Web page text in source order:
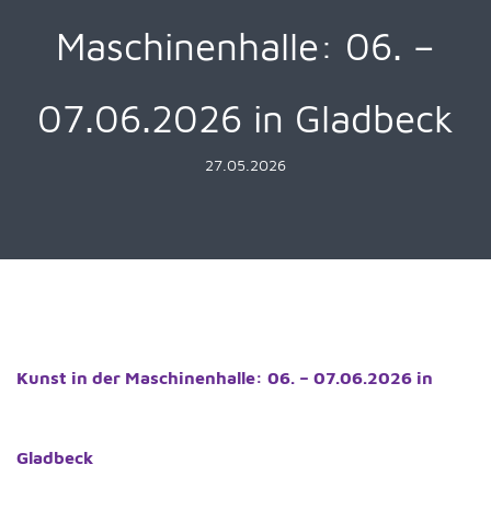
Maschinenhalle: 06. –
07.06.2026 in Gladbeck
27.05.2026
Kunst in der Maschinenhalle: 06. – 07.06.2026 in
Gladbeck